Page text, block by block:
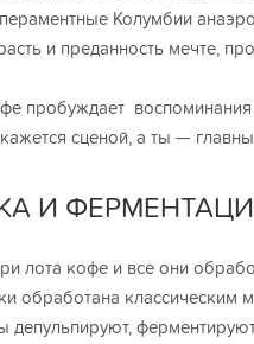
Колумбии
и преданность мечте,
пробуждает
сценой, а ты —
И
лота кофе и все они
обработана
депульпируют,